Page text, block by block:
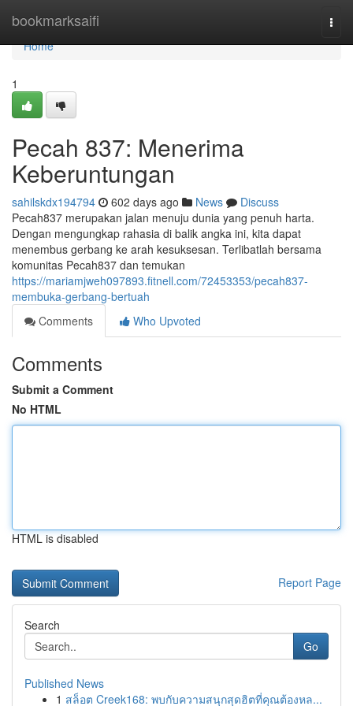
bookmarksaifi
Home
Home
1
Pecah 837: Menerima
Keberuntungan
sahilskdx194794 602 days ago News
Discuss
Pecah837 merupakan jalan menuju dunia yang penuh harta.
Dengan mengungkap rahasia di balik angka ini, kita dapat
menembus gerbang ke arah kesuksesan. Terlibatlah bersama
komunitas Pecah837 dan temukan
https://mariamjweh097893.fitnell.com/72453353/pecah837-
membuka-gerbang-bertuah
Comments
Who Upvoted
Comments
Submit a Comment
No HTML
HTML is disabled
Report Page
Search
Go
Published News
1 สล็อต Creek168: พบกับความสนุกสุดฮิตที่คุณต้องหล...